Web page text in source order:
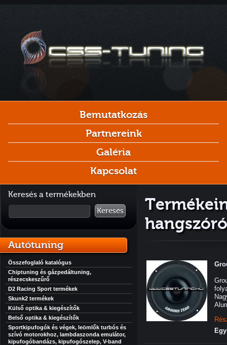
Bemutatkozás
Partnereink
Galéria
Kapcsolat
Keresés a termékekben
Keresés
Autótuning
Összefoglaló katalógus
Chiptuning és gázpedáltuning,
részecskeszűrő
D2 Racing Sport termékek
Skunk2 termékek
Külső optika & kiegészítők
Belső optika & kiegészítők
Sportkipufogók és végek, leömlők turbós és
szívó motorokhoz, lambdaszonda emulátor,
kipufogóbandázs, kipufogószelep, V-band
hangszóró